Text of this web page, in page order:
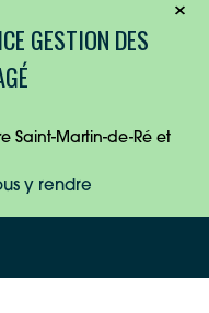
GESTION DES
Saint-Martin-de-Ré et
y rendre